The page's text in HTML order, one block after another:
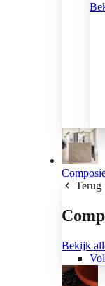
Terug
Bekijk